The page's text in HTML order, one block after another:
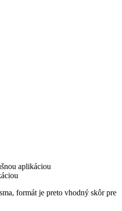
aplikáciou
formát je preto vhodný skôr pre